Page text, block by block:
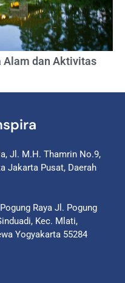
Alam dan Aktivitas
Jl. M.H. Thamrin No.9,
Jakarta Pusat, Daerah
Raya Jl. Pogung
Kec. Mlati,
Yogyakarta 55284